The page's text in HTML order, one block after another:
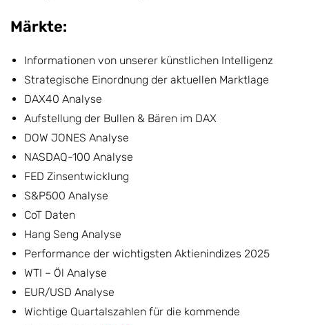
Märkte:
Informationen von unserer künstlichen Intelligenz
Strategische Einordnung der aktuellen Marktlage
DAX40 Analyse
Aufstellung der Bullen & Bären im DAX
DOW JONES Analyse
NASDAQ-100 Analyse
FED Zinsentwicklung
S&P500 Analyse
CoT Daten
Hang Seng Analyse
Performance der wichtigsten Aktienindizes 2025
WTI – Öl Analyse
EUR/USD Analyse
Wichtige Quartalszahlen für die kommende